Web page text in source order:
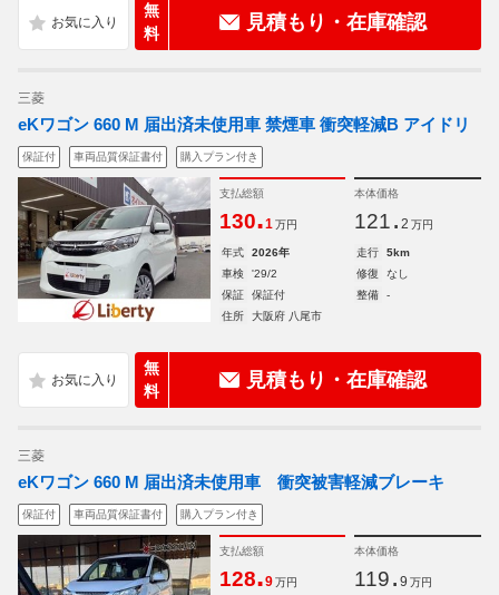
無
料
見積もり・在庫確認
三菱
eKワゴン 660 M 届出済未使用車 禁煙車 衝突軽減B アイドリ
保証付 車両品質保証書付 購入プラン付き
支払総額
130.1 万円
本体価格
121. 2 万円
年式 2026年 走行
5km
車検
'29/2 修復
なし
保証
保証付 整備
-
住所
大阪府 八尾市
無
料
見積もり・在庫確認
三菱
eKワゴン 660 M 届出済未使用車 衝突被害軽減ブレーキ
保証付 車両品質保証書付 購入プラン付き
支払総額
128.9 万円
本体価格
119. 9 万円